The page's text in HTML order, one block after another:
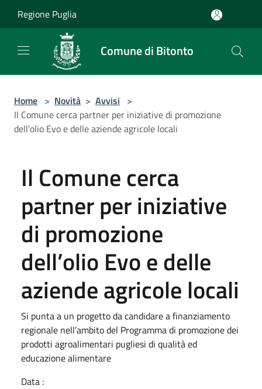
Regione Puglia
Comune di Bitonto
Home > Novità > Avvisi >
Il Comune cerca partner per iniziative di promozione
dell’olio Evo e delle aziende agricole locali
Il Comune cerca
partner per iniziative
di promozione
dell’olio Evo e delle
aziende agricole locali
Si punta a un progetto da candidare a finanziamento
regionale nell’ambito del Programma di promozione dei
prodotti agroalimentari pugliesi di qualità ed
educazione alimentare
Data :